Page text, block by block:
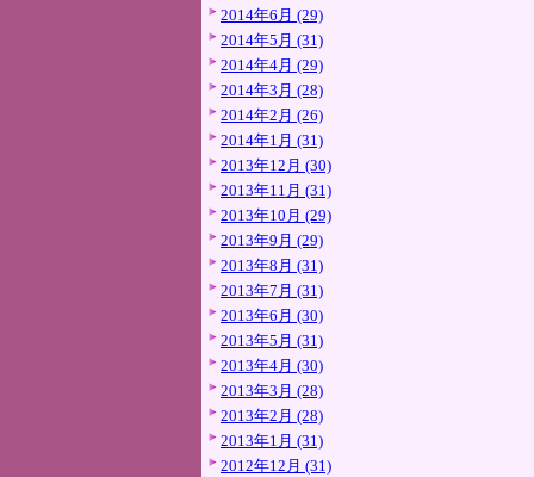
2014年6月 (29)
2014年5月 (31)
2014年4月 (29)
2014年3月 (28)
2014年2月 (26)
2014年1月 (31)
2013年12月 (30)
2013年11月 (31)
2013年10月 (29)
2013年9月 (29)
2013年8月 (31)
2013年7月 (31)
2013年6月 (30)
2013年5月 (31)
2013年4月 (30)
2013年3月 (28)
2013年2月 (28)
2013年1月 (31)
2012年12月 (31)